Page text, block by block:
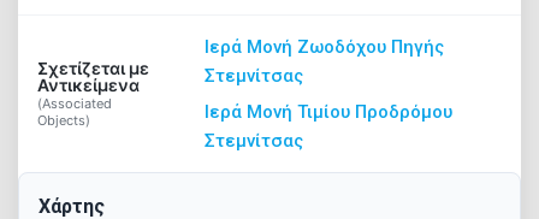
Διαδρομές
Ψηφιακή βιβλιοθήκη
Σχετίζεται με
Αντικείμενα
(Associated
Objects)
Ιερά Μονή Ζωοδόχου Πηγής
Στεμνίτσας
Ιερά Μονή Τιμίου Προδρόμου
Στεμνίτσας
Χάρτης